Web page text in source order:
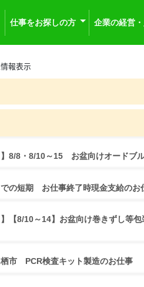
仕事をお探しの方 企業の経営
報表示
8/8・8/10～15　お盆向けオードブ
の短期　お仕事終了時現金支給のお
【8/10～14】お盆向け巻きずし等
市　PCR検査キット製造のお仕事